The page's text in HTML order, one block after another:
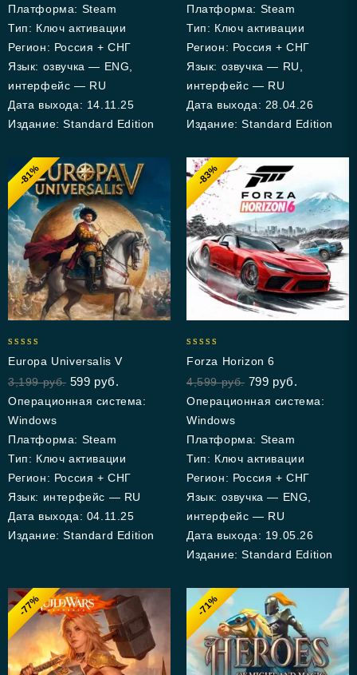
Платформа: Steam
Тип: Ключ активации
Регион: Россия + СНГ
Язык: озвучка — ENG,
интерфейс — RU
Дата выхода: 14.11.25
Издание: Standard Edition
Платформа: Steam
Тип: Ключ активации
Регион: Россия + СНГ
Язык: озвучка — RU,
интерфейс — RU
Дата выхода: 28.04.26
Издание: Standard Edition
-81%
out of 5
Europa Universalis V
3,199руб. 599 руб.
Операционная система:
Windows
Платформа: Steam
Тип: Ключ активации
Регион: Россия + СНГ
Язык: интерфейс — RU
Дата выхода: 04.11.25
Издание: Standard Edition
-83%
out of 5
Forza Horizon 6
4,599руб. 799 руб.
Операционная система:
Windows
Платформа: Steam
Тип: Ключ активации
Регион: Россия + СНГ
Язык: озвучка — ENG,
интерфейс — RU
Дата выхода: 19.05.26
Издание: Standard Edition
-77% -71%